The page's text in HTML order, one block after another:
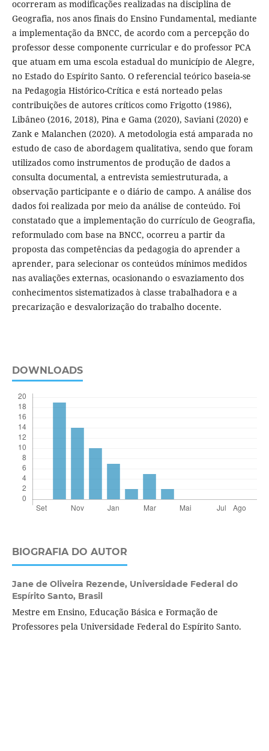
ocorreram as modificações realizadas na disciplina de
Geografia, nos anos finais do Ensino Fundamental, mediante
a implementação da BNCC, de acordo com a percepção do
professor desse componente curricular e do professor PCA
que atuam em uma escola estadual do município de Alegre,
no Estado do Espírito Santo. O referencial teórico baseia-se
na Pedagogia Histórico-Crítica e está norteado pelas
contribuições de autores críticos como Frigotto (1986),
Libâneo (2016, 2018), Pina e Gama (2020), Saviani (2020) e
Zank e Malanchen (2020). A metodologia está amparada no
estudo de caso de abordagem qualitativa, sendo que foram
utilizados como instrumentos de produção de dados a
consulta documental, a entrevista semiestruturada, a
observação participante e o diário de campo. A análise dos
dados foi realizada por meio da análise de conteúdo. Foi
constatado que a implementação do currículo de Geografia,
reformulado com base na BNCC, ocorreu a partir da
proposta das competências da pedagogia do aprender a
aprender, para selecionar os conteúdos mínimos medidos
nas avaliações externas, ocasionando o esvaziamento dos
conhecimentos sistematizados à classe trabalhadora e a
precarização e desvalorização do trabalho docente.
DOWNLOADS
BIOGRAFIA DO AUTOR
Jane de Oliveira Rezende, Universidade Federal do
Espírito Santo, Brasil
Mestre em Ensino, Educação Básica e Formação de
Professores pela Universidade Federal do Espírito Santo.